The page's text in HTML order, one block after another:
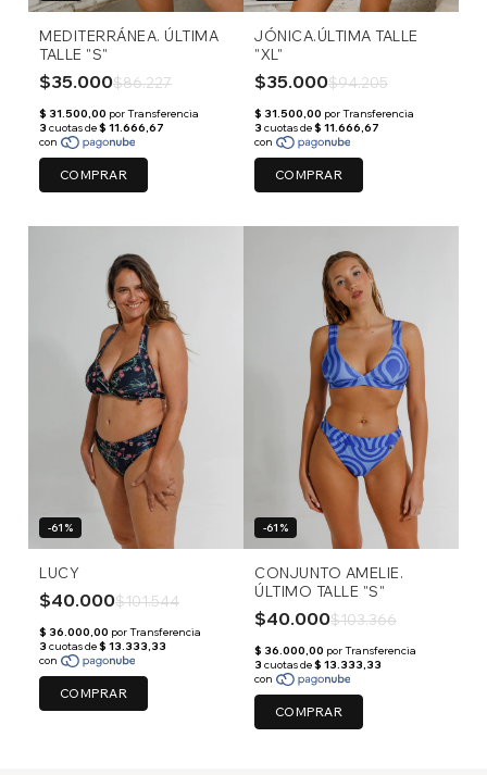
MEDITERRÁNEA. ÚLTIMA
TALLE "S"
$35.000$86.227
COMPRAR
JÓNICA.ÚLTIMA TALLE
"XL"
$35.000$94.205
COMPRAR
-61%
LUCY
$40.000$101.544
COMPRAR
-61%
CONJUNTO AMELIE.
ÚLTIMO TALLE "S"
$40.000$103.366
COMPRAR